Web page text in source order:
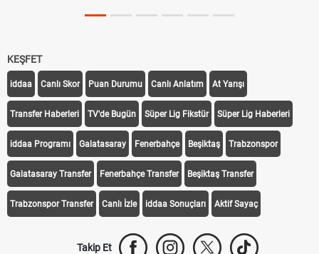
KEŞFET
iddaa Canlı Skor Puan Durumu Canlı Anlatım At Yarışı
Transfer Haberleri TV'de Bugün Süper Lig Fikstür Süper Lig Haberleri
iddaa Programı Galatasaray Fenerbahçe Beşiktaş Trabzonspor
Galatasaray Transfer Fenerbahçe Transfer Beşiktaş Transfer
Trabzonspor Transfer Canlı İzle iddaa Sonuçları Aktif Sayaç
Takip Et